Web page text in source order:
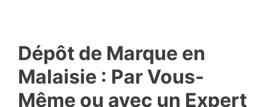
Dépôt de Marque en
Malaisie : Par Vous-
Même ou avec un Expert